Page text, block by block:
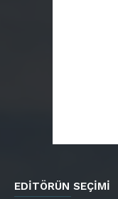
EDITÖRÜN SEÇIMI